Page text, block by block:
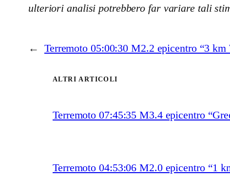
ulteriori analisi potrebbero far variare tali
← Terremoto 05:00:30 M2.2 epicentro “3 km
ALTRI ARTICOLI
Terremoto 07:45:35 M3.4 epicentro
Terremoto 04:53:06 M2.0 epicentro “1